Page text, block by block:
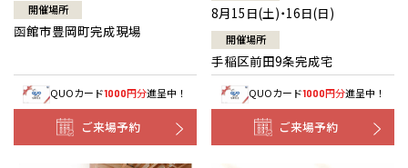
開催場所
函館市豊岡町完成現場
QUOカード1000円分進呈中！
ご来場予約
8月15日(土)・16日(日)
開催場所
手稲区前田9条完成宅
QUOカード1000円分進呈中！
ご来場予約